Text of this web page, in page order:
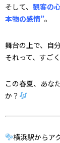
そして、 観客の
本物の感情”。
舞台の上で、自
それって、すご
この春夏、あな
か？
横浜駅からア